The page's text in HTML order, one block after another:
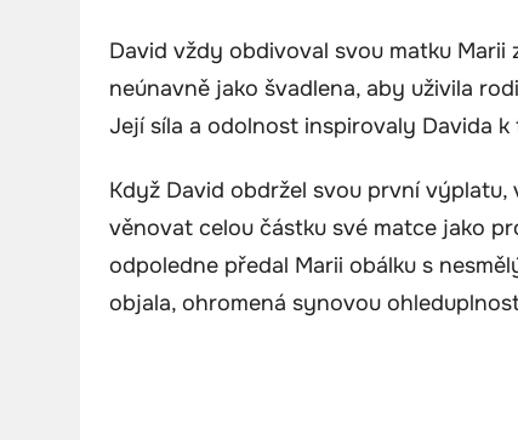
David vždy obdivoval svou matku
neúnavně jako švadlena, aby uživila
Její síla a odolnost inspirovaly Davida
Když David obdržel svou první výplatu,
věnovat celou částku své matce jako
odpoledne předal Marii obálku s
objala, ohromená synovou